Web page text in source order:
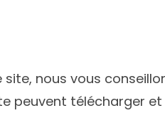
nous vous
peuvent télécharger